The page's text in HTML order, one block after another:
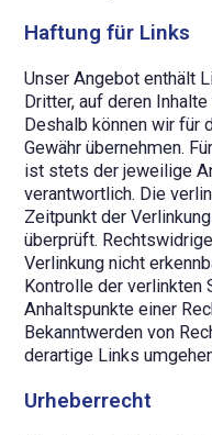
Haftung für Links
Unser Angebot enthält
Dritter, auf deren
Deshalb können wir für
Gewähr übernehmen.
ist stets der jeweilige
verantwortlich. Die
Zeitpunkt der
überprüft.
Verlinkung nicht
Kontrolle der verlinkten
Anhaltspunkte einer
Bekanntwerden von
derartige Links
Urheberrecht